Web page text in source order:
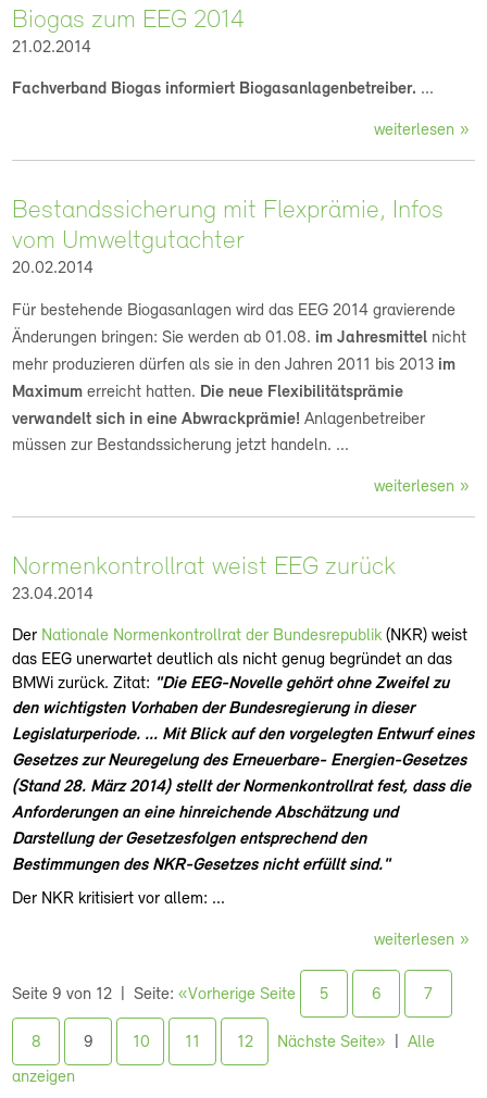
Biogas zum EEG 2014
21.02.2014
Fachverband Biogas informiert Biogasanlagenbetreiber. ...
weiterlesen
Bestandssicherung mit Flexprämie, Infos
vom Umweltgutachter
20.02.2014
Für bestehende Biogasanlagen wird das EEG 2014 gravierende
Änderungen bringen: Sie werden ab 01.08. im Jahresmittel nicht
mehr produzieren dürfen als sie in den Jahren 2011 bis 2013 im
Maximum erreicht hatten. Die neue Flexibilitätsprämie
verwandelt sich in eine Abwrackprämie!Anlagenbetreiber
müssen zur Bestandssicherung jetzt handeln. ...
weiterlesen
Normenkontrollrat weist EEG zurück
23.04.2014
Der Nationale Normenkontrollrat der Bundesrepublik(NKR) weist
das EEG unerwartet deutlich als nicht genug begründet an das
BMWi zurück. Zitat: "Die EEG-Novelle gehört ohne Zweifel zu
den wichtigsten Vorhaben der Bundesregierung in dieser
Legislaturperiode. ... Mit Blick auf den vorgelegten Entwurf eines
Gesetzes zur Neuregelung des Erneuerbare- Energien-Gesetzes
(Stand 28. März 2014) stellt der Normenkontrollrat fest, dass die
Anforderungen an eine hinreichende Abschätzung und
Darstellung der Gesetzesfolgen entsprechend den
Bestimmungen des NKR-Gesetzes nicht erfüllt sind."
Der NKR kritisiert vor allem: ...
weiterlesen
Seite 9 von 12 Seite:«Vorherige Seite 5 6 7
8 9 10 11 12 Nächste Seite»
Alle
anzeigen